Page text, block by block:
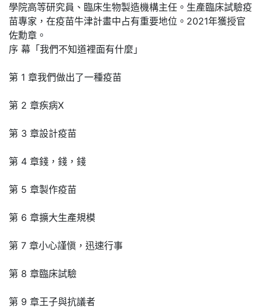
學院高等研究員、臨床生物製造機構主任。生產臨床試驗疫
苗專家，在疫苗牛津計畫中占有重要地位。2021年獲授官
佐勳章。
序 幕「我們不知道裡面有什麼」
第 1 章我們做出了一種疫苗
第 2 章疾病X
第 3 章設計疫苗
第 4 章錢，錢，錢
第 5 章製作疫苗
第 6 章擴大生產規模
第 7 章小心謹愼，迅速行事
第 8 章臨床試驗
第 9 章王子與抗議者